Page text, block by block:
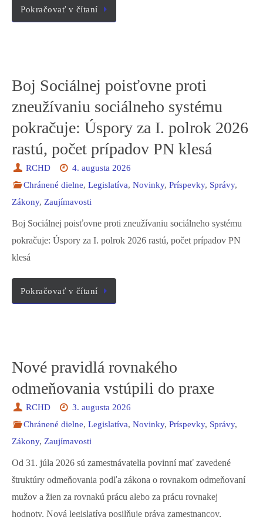
Pokračovať v čítaní
Boj Sociálnej poisťovne proti
zneužívaniu sociálneho systému
pokračuje: Úspory za I. polrok 2026
rastú, počet prípadov PN klesá
RCHD
4. augusta 2026
Chránené dielne,Legislatíva,Novinky,Príspevky, Správy,
Zákony, Zaujímavosti
Boj Sociálnej poisťovne proti zneužívaniu sociálneho systému
pokračuje: Úspory za I. polrok 2026 rastú, počet prípadov PN
klesá
Pokračovať v čítaní
Nové pravidlá rovnakého
odmeňovania vstúpili do praxe
RCHD
3. augusta 2026
Chránené dielne,Legislatíva,Novinky,Príspevky, Správy,
Zákony, Zaujímavosti
Od 31. júla 2026 sú zamestnávatelia povinní mať zavedené
štruktúry odmeňovania podľa zákona o rovnakom odmeňovaní
mužov a žien za rovnakú prácu alebo za prácu rovnakej
hodnoty. Nová legislatíva posilňuje práva zamestnancov,